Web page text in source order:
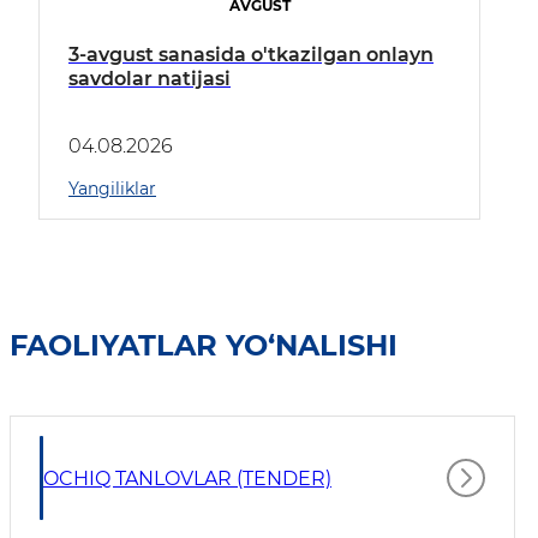
AVGUST
3-avgust sanasida o'tkazilgan onlayn
savdolar natijasi
04.08.2026
Yangiliklar
FAOLIYATLAR YO‘NALISHI
OCHIQ TANLOVLAR (TENDER)